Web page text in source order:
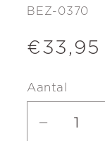
SKU:
BEZ-0370
€33,95
Aantal
Aantal